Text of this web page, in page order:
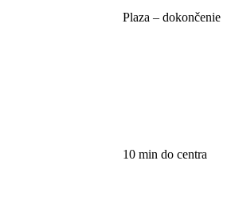
Plaza – dokončenie
10 min do centra